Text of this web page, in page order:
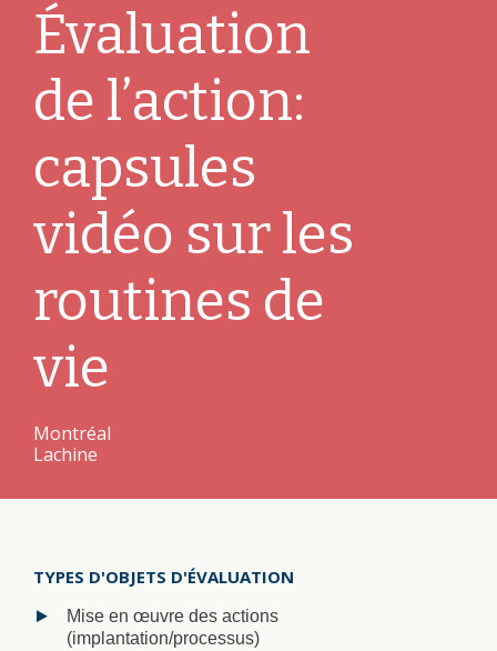
Évaluation
de l’action:
capsules
vidéo sur les
routines de
vie
Montréal
Lachine
TYPES D'OBJETS D'ÉVALUATION
Mise en œuvre des actions
(implantation/processus)